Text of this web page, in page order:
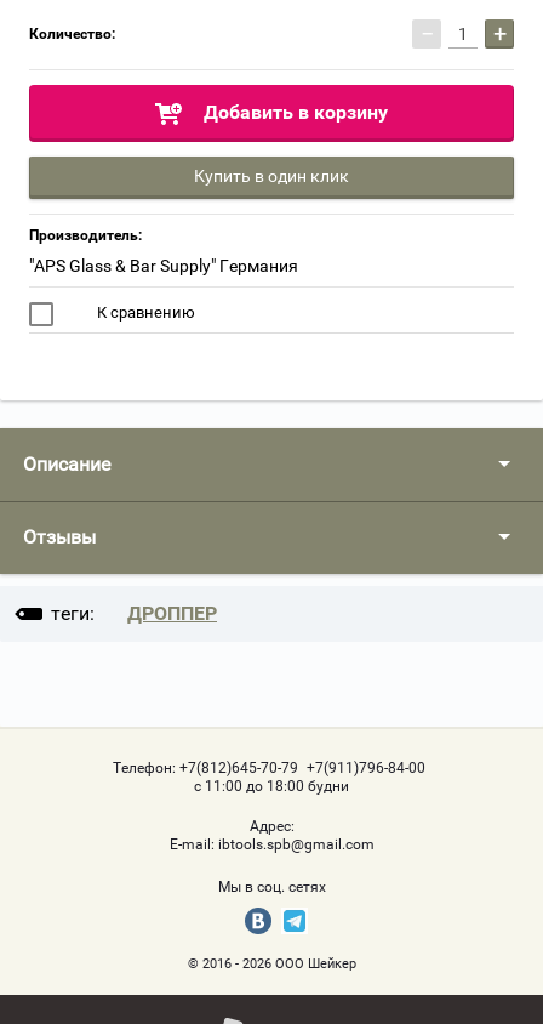
Количество: − +
Добавить в корзину
Купить в один клик
Производитель:
"APS Glass & Bar Supply" Германия
К сравнению
Описание
Отзывы
теги: ДРОППЕР
Телефон: +7(812)645-70-79 +7(911)796-84-00
с 11:00 до 18:00 будни
Адрес:
Е-mail: ibtools.spb@gmail.com
Мы в соц. сетях
© 2016 - 2026 ООО Шейкер